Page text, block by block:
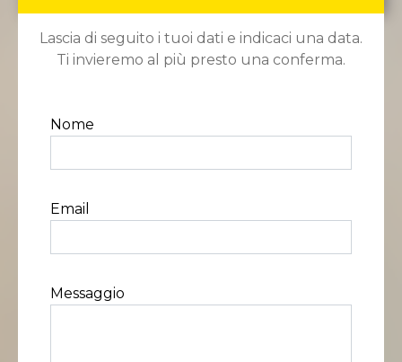
Lascia di seguito i tuoi dati e indicaci una data.
Ti invieremo al più presto una conferma.
Nome
Email
Messaggio